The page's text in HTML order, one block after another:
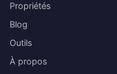
Propriétés
Blog
Outils
À propos